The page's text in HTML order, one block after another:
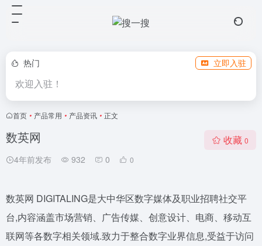
热门 立即入驻
欢迎入驻！
首页 • 产品常用 • 产品资讯 • 正文
数英网
4年前发布 932 0 0
收藏 0
数英网 DIGITALING是大中华区数字媒体及职业招聘社交平
台,内容涵盖市场营销、广告传媒、创意设计、电商、移动互
联网等各数字相关领域.致力于整合数字业界信息,受益于访问